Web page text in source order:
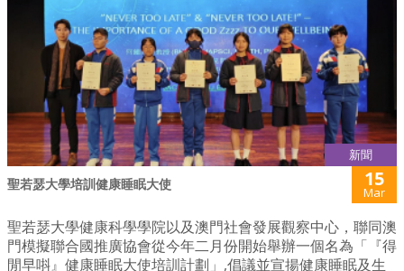
新聞
聖若瑟大學培訓健康睡眠大使 15
Mar
聖若瑟大學健康科學學院以及澳門社會發展觀察中心，聯同澳
門模擬聯合國推廣協會從今年二月份開始舉辦一個名為「『得
閒早唞』健康睡眠大使培訓計劃」,倡議並宣揚健康睡眠及生